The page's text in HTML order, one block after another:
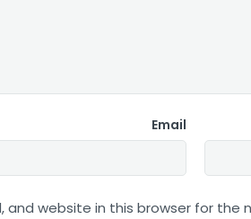
Email
and website in this browser for the